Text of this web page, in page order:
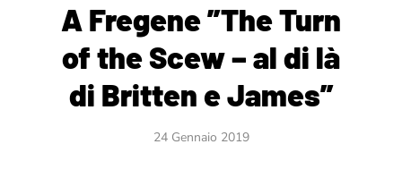
A Fregene ”The Turn
of the Scew – al di là
di Britten e James”
24 Gennaio 2019